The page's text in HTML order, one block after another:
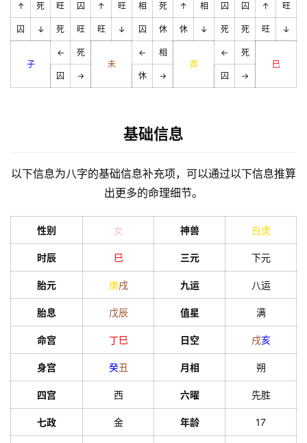
↑ 死 旺 囚 ↑ 旺 相 死 ↑ 相 囚 囚 ↑ 旺
囚 ↓ 死 旺 旺 ↓ 囚 休 休 ↓ 死 死 旺 ↓
子
←
死
未
←
相
酉
←
死
巳
囚
→ 休 → 囚 →
基础信息
以下信息为八字的基础信息补充项，可以通过以下信息推算
出更多的命理细节。
性别 女 神兽 白虎
时辰 巳 三元 下元
胎元 庚戌 九运 八运
胎息 戊辰 值星 满
命宫 丁巳 日空 戌亥
身宫 癸丑 月相 朔
四宫 西 六曜 先胜
七政 金 年龄 17